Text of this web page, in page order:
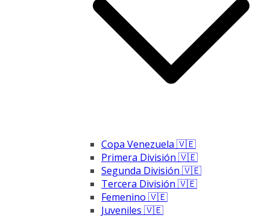
Copa Venezuela 🇻🇪
Primera División 🇻🇪
Segunda División 🇻🇪
Tercera División 🇻🇪
Femenino 🇻🇪
Juveniles 🇻🇪